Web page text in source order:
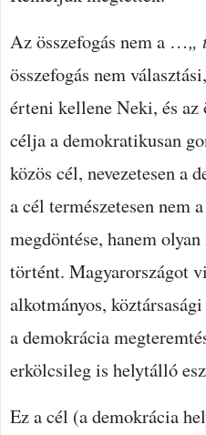
Az összefogás nem a …„
összefogás nem
érteni kellene Neki, és az
célja a demokratikusan
közös cél, nevezetesen a
a cél természetesen nem
megdöntése, hanem
történt. Magyarországot
alkotmányos,
a demokrácia
erkölcsileg is helytálló
Ez a cél (a demokrácia